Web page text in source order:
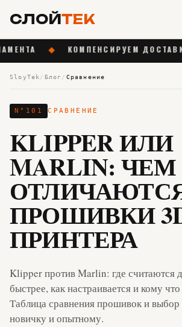
СЛОЙТЕК
◆ КОМПЕНСИРУЕМ ДОСТАВКУ ДО 1
SloyTek / Блог / Сравнение
N° 101 СРАВНЕНИЕ
KLIPPER ИЛИ
MARLIN: ЧЕМ
ПРОШИВКИ
ПРИНТЕРА
Klipper против Marlin: где считаются
быстрее, как настраивается и кому
Таблица сравнения прошивок и выбор
новичку и опытному.